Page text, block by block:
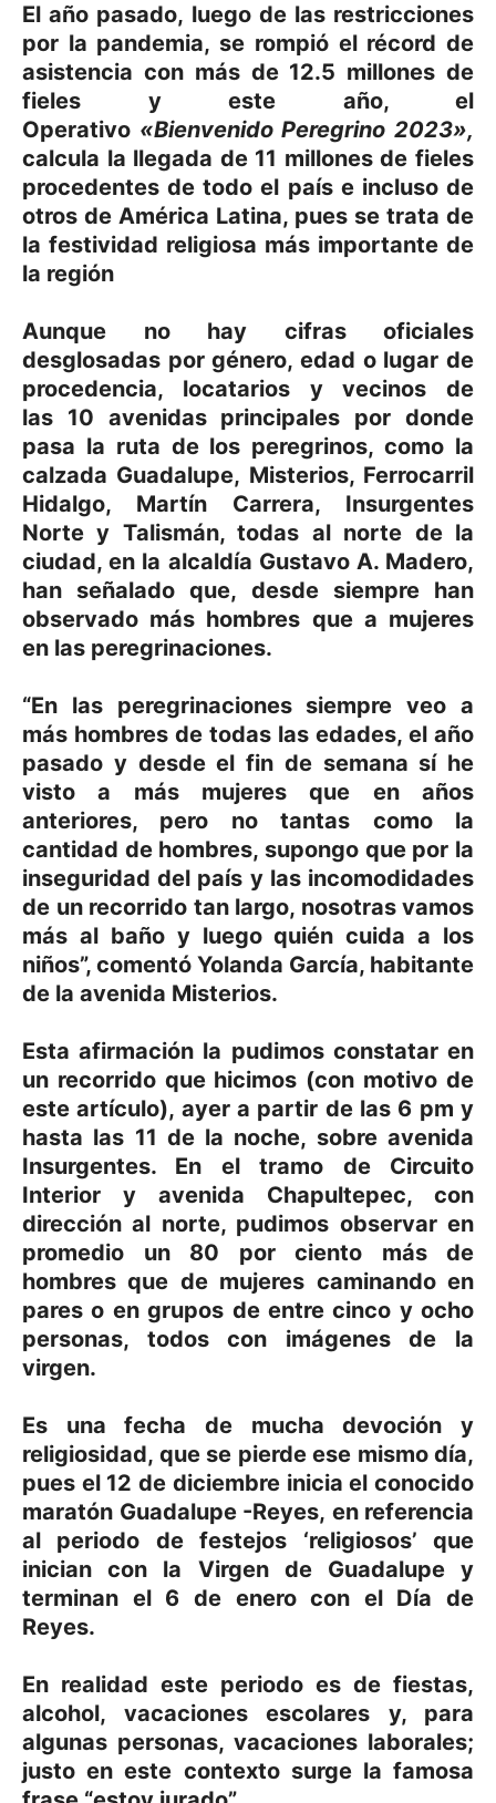
El año pasado, luego de las restricciones
por la pandemia, se rompió el récord de
asistencia con más de 12.5 millones de
fieles y este año, el
Operativo «Bienvenido Peregrino 2023»,
calcula la llegada de 11 millones de fieles
procedentes de todo el país e incluso de
otros de América Latina, pues se trata de
la festividad religiosa más importante de
la región
Aunque no hay cifras oficiales
desglosadas por género, edad o lugar de
procedencia, locatarios y vecinos de
las 10 avenidas principales por donde
pasa la ruta de los peregrinos, como la
calzada Guadalupe, Misterios, Ferrocarril
Hidalgo, Martín Carrera, Insurgentes
Norte y Talismán, todas al norte de la
ciudad, en la alcaldía Gustavo A. Madero,
han señalado que, desde siempre han
observado más hombres que a mujeres
en las peregrinaciones.
“En las peregrinaciones siempre veo a
más hombres de todas las edades, el año
pasado y desde el fin de semana sí he
visto a más mujeres que en años
anteriores, pero no tantas como la
cantidad de hombres, supongo que por la
inseguridad del país y las incomodidades
de un recorrido tan largo, nosotras vamos
más al baño y luego quién cuida a los
niños”, comentó Yolanda García, habitante
de la avenida Misterios.
Esta afirmación la pudimos constatar en
un recorrido que hicimos (con motivo de
este artículo), ayer a partir de las 6 pm y
hasta las 11 de la noche, sobre avenida
Insurgentes. En el tramo de Circuito
Interior y avenida Chapultepec, con
dirección al norte, pudimos observar en
promedio un 80 por ciento más de
hombres que de mujeres caminandoen
pares o en grupos de entre cinco y ocho
personas, todos con imágenes de la
virgen.
Es una fecha de mucha devoción y
religiosidad, que se pierde ese mismo día,
pues el 12 de diciembre inicia el conocido
maratón Guadalupe -Reyes, en referencia
al periodo de festejos ‘religiosos’ que
inician con la Virgen de Guadalupe y
terminan el 6 de enero con el Día de
Reyes.
En realidad este periodo es de fiestas,
alcohol, vacaciones escolares y, para
algunas personas, vacaciones laborales;
justo en este contexto surge la famosa